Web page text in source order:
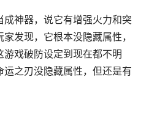
神器，说它有增强火力和突
发现，它根本没隐藏属性，
戏破防设定到现在都不明
之刃没隐藏属性，但还是有